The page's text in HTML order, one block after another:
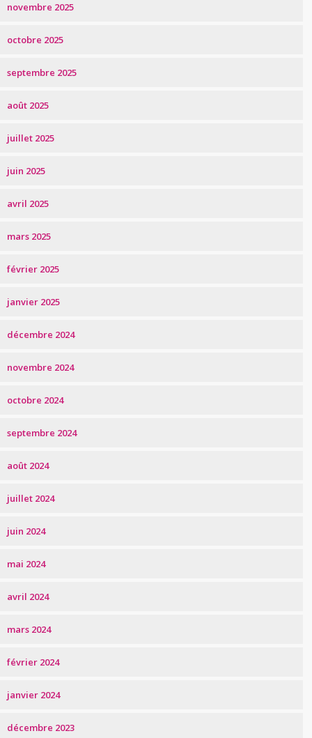
novembre 2025
octobre 2025
septembre 2025
août 2025
juillet 2025
juin 2025
avril 2025
mars 2025
février 2025
janvier 2025
décembre 2024
novembre 2024
octobre 2024
septembre 2024
août 2024
juillet 2024
juin 2024
mai 2024
avril 2024
mars 2024
février 2024
janvier 2024
décembre 2023